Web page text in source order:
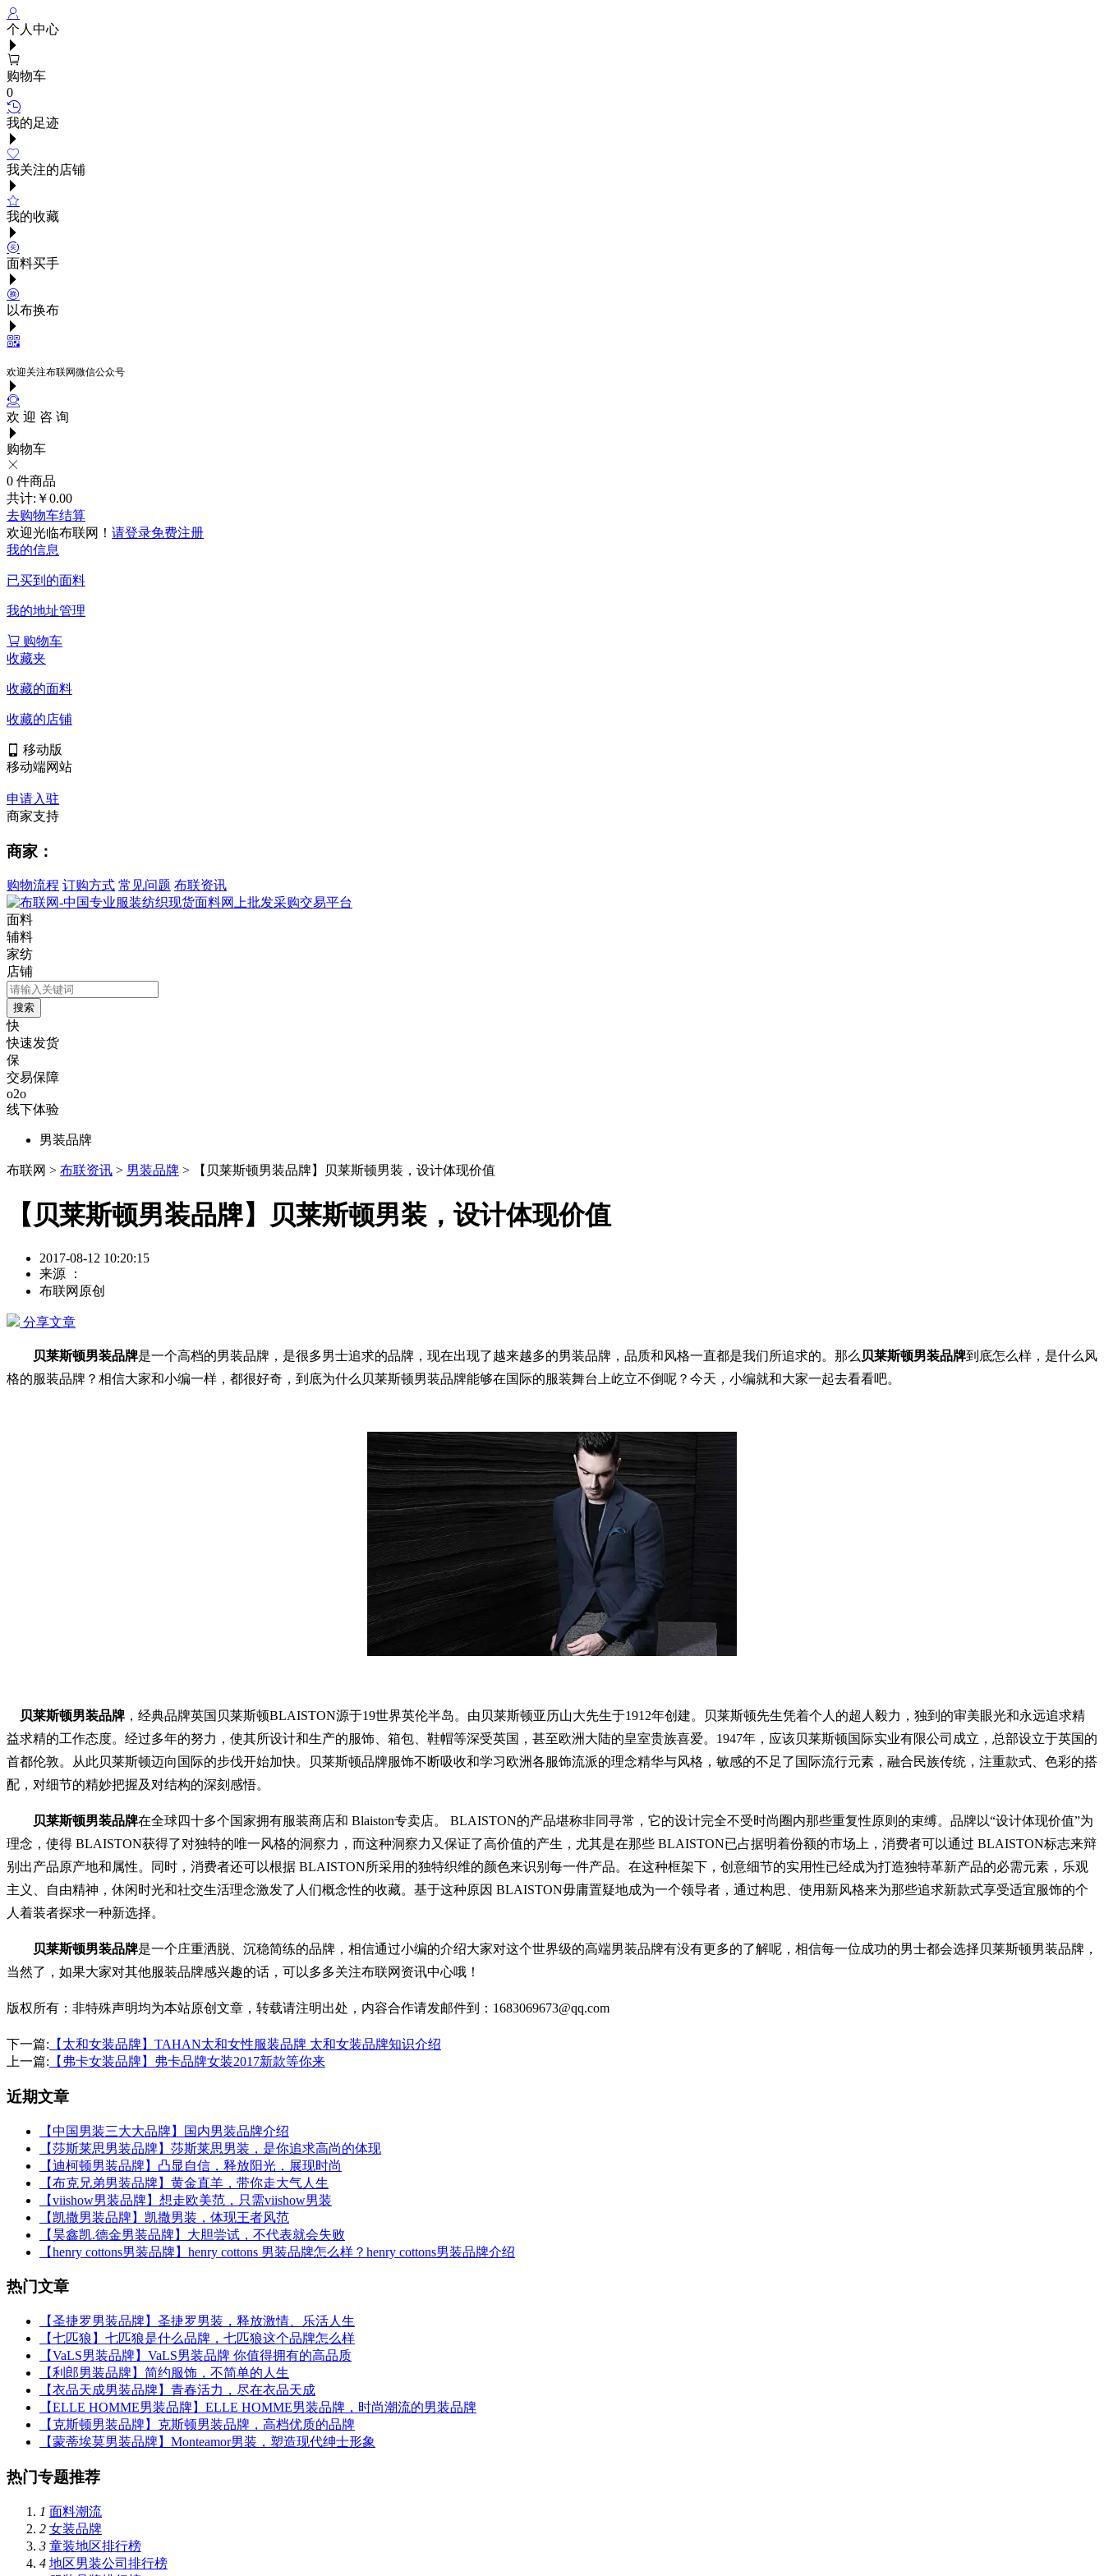
个人中心
购物车
0
我的足迹
我关注的店铺
我的收藏
面料买手
以布换布
欢迎关注布联网微信公众号
欢 迎 咨 询
购物车
0 件商品
共计: ￥0.00
去购物车结算
欢迎光临布联网！ 请登录免费注册
我的信息
已买到的面料
我的地址管理
购物车
收藏夹
收藏的面料
收藏的店铺
移动版
移动端网站
申请入驻
商家支持
商家：
购物流程 订购方式 常见问题 布联资讯
面料
辅料
家纺
店铺
快
快速发货
保
交易保障
o2o
线下体验
男装品牌
布联网 > 布联资讯 > 男装品牌 > 【贝莱斯顿男装品牌】贝莱斯顿男装，设计体现价值
【贝莱斯顿男装品牌】贝莱斯顿男装，设计体现价值
2017-08-12 10:20:15
来源 ：
布联网原创
分享文章
贝莱斯顿男装品牌是一个高档的男装品牌，是很多男士追求的品牌，现在出现了越来越多的男装品牌，品质和风格一直都是我们所追求的。那么 贝莱斯顿男装品牌到底怎么样，是什么风
格的服装品牌？相信大家和小编一样，都很好奇，到底为什么贝莱斯顿男装品牌能够在国际的服装舞台上屹立不倒呢？今天，小编就和大家一起去看看吧。
贝莱斯顿男装品牌 ，经典品牌英国贝莱斯顿BLAISTON源于19世界英伦半岛。由贝莱斯顿亚历山大先生于1912年创建。贝莱斯顿先生凭着个人的超人毅力，独到的审美眼光和永远追求精
益求精的工作态度。经过多年的努力，使其所设计和生产的服饰、箱包、鞋帽等深受英国，甚至欧洲大陆的皇室贵族喜爱。1947年，应该贝莱斯顿国际实业有限公司成立，总部设立于英国的
首都伦敦。从此贝莱斯顿迈向国际的步伐开始加快。贝莱斯顿品牌服饰不断吸收和学习欧洲各服饰流派的理念精华与风格，敏感的不足了国际流行元素，融合民族传统，注重款式、色彩的搭
配，对细节的精妙把握及对结构的深刻感悟。
贝莱斯顿男装品牌在全球四十多个国家拥有服装商店和 Blaiston专卖店。 BLAISTON的产品堪称非同寻常，它的设计完全不受时尚圈内那些重复性原则的束缚。品牌以“设计体现价值”为
理念，使得 BLAISTON获得了对独特的唯一风格的洞察力，而这种洞察力又保证了高价值的产生，尤其是在那些 BLAISTON已占据明着份额的市场上，消费者可以通过 BLAISTON标志来辩
别出产品原产地和属性。同时，消费者还可以根据 BLAISTON所采用的独特织维的颜色来识别每一件产品。在这种框架下，创意细节的实用性已经成为打造独特革新产品的必需元素，乐观
主义、自由精神，休闲时光和社交生活理念激发了人们概念性的收藏。基于这种原因 BLAISTON毋庸置疑地成为一个领导者，通过构思、使用新风格来为那些追求新款式享受适宜服饰的个
人着装者探求一种新选择。
贝莱斯顿男装品牌是一个庄重洒脱、沉稳简练的品牌，相信通过小编的介绍大家对这个世界级的高端男装品牌有没有更多的了解呢，相信每一位成功的男士都会选择贝莱斯顿男装品牌，
当然了，如果大家对其他服装品牌感兴趣的话，可以多多关注布联网资讯中心哦！
版权所有：非特殊声明均为本站原创文章，转载请注明出处，内容合作请发邮件到：1683069673@qq.com
下一篇: 【太和女装品牌】TAHAN太和女性服装品牌 太和女装品牌知识介绍
上一篇: 【弗卡女装品牌】弗卡品牌女装2017新款等你来
近期文章
【中国男装三大大品牌】国内男装品牌介绍
【莎斯莱思男装品牌】莎斯莱思男装，是你追求高尚的体现
【迪柯顿男装品牌】凸显自信，释放阳光，展现时尚
【布克兄弟男装品牌】黄金直羊，带你走大气人生
【viishow男装品牌】想走欧美范，只需viishow男装
【凯撒男装品牌】凯撒男装，体现王者风范
【昊鑫凯.德金男装品牌】大胆尝试，不代表就会失败
【henry cottons男装品牌】henry cottons 男装品牌怎么样？henry cottons男装品牌介绍
热门文章
【圣捷罗男装品牌】圣捷罗男装，释放激情、乐活人生
【七匹狼】七匹狼是什么品牌，七匹狼这个品牌怎么样
【VaLS男装品牌】VaLS男装品牌 你值得拥有的高品质
【利郎男装品牌】简约服饰，不简单的人生
【衣品天成男装品牌】青春活力，尽在衣品天成
【ELLE HOMME男装品牌】ELLE HOMME男装品牌，时尚潮流的男装品牌
【克斯顿男装品牌】克斯顿男装品牌，高档优质的品牌
【蒙蒂埃莫男装品牌】Monteamor男装，塑造现代绅士形象
热门专题推荐
1 面料潮流
2 女装品牌
3 童装地区排行榜
4 地区男装公司排行榜